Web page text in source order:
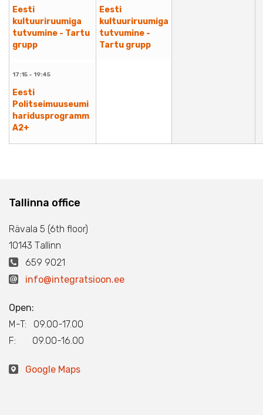
Eesti
kultuuriruumiga
tutvumine - Tartu
grupp
17:15 - 19:45
Eesti
Politseimuuseumi
haridusprogramm
A2+
Eesti
kultuuriruumiga
tutvumine -
Tartu grupp
Tallinna office
Rävala 5 (6th floor)
10143 Тallinn
659 9021
info@integratsioon.ee
Open:
M-T: 09.00-17.00
F: 09.00-16.00
Google Maps